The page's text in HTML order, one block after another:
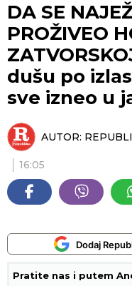
DA SE
PROŽIVEO
dušu po
sve izneo u
AUTOR:
16:05
Dodaj
Pratite nas i putem